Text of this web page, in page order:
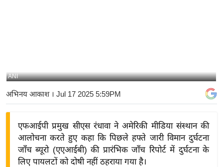
य
बि
ज़
द्यो
ANI
अभिनय आकाश। Jul 17 2025 5:59PM
एफआईपी प्रमुख सीएस रंधावा ने अमेरिकी मीडिया संस्थान की
आलोचना करते हुए कहा कि पिछले हफ्ते जारी विमान दुर्घटना
जाँच ब्यूरो (एएआईबी) की प्रारंभिक जाँच रिपोर्ट में दुर्घटना के
लिए पायलटों को दोषी नहीं ठहराया गया है।